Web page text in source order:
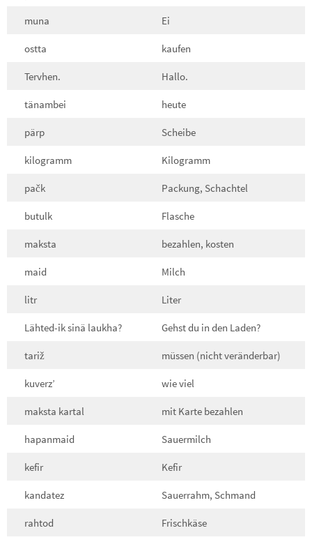
muna Ei
ostta kaufen
Tervhen. Hallo.
tänambei heute
pärp Scheibe
kilogramm Kilogramm
pačk Packung, Schachtel
butulk Flasche
maksta bezahlen, kosten
maid Milch
litr Liter
Lähted-ik sinä laukha? Gehst du in den Laden?
tariž müssen (nicht veränderbar)
kuverz’ wie viel
maksta kartal mit Karte bezahlen
hapanmaid Sauermilch
kefir Kefir
kandatez Sauerrahm, Schmand
rahtod Frischkäse